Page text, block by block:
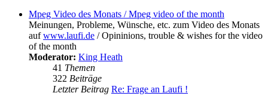
Mpeg Video des Monats / Mpeg video of the month
Meinungen, Probleme, Wünsche, etc. zum Video des Monats
aufwww.laufi.de / Opininions, trouble & wishes for the video
of the month
Moderator: King Heath
41 Themen
322 Beiträge
Letzter Beitrag Re: Frage an Laufi !